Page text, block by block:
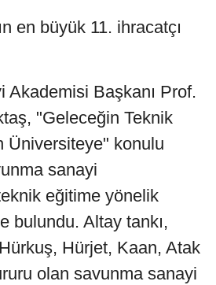
en büyük 11. ihracatçı
Akademisi Başkanı Prof.
"Geleceğin Teknik
Üniversiteye" konulu
sanayi
eğitime yönelik
bulundu. Altay tankı,
Hürjet, Kaan, Atak
olan savunma sanayi